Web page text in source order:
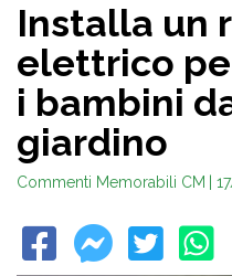
Installa un
elettrico
i bambini
giardino
Commenti Memorabili CM |